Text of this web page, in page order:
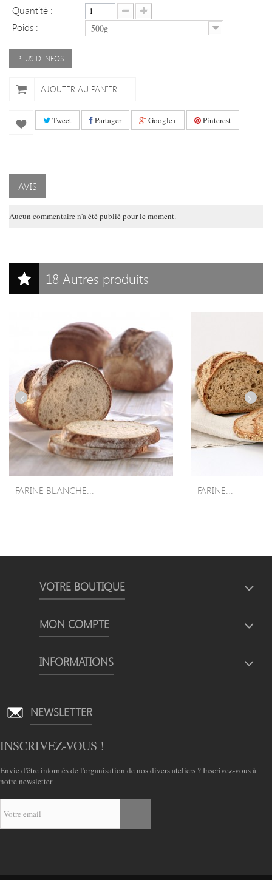
Quantité :
Poids :
500g
PLUS D'INFOS
AJOUTER AU PANIER
Tweet Partager Google+ Pinterest
AVIS
Aucun commentaire n'a été publié pour le moment.
18 Autres produits
FARINE BLANCHE... FARINE...
VOTRE BOUTIQUE
MON COMPTE
INFORMATIONS
NEWSLETTER
INSCRIVEZ-VOUS !
Envie d'être informés de l'organisation de nos divers ateliers ? Inscrivez-vous à
notre newsletter